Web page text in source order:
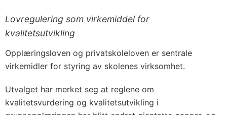
Lovregulering som virkemiddel for
kvalitetsutvikling
Opplæringsloven og privatskoleloven er sentrale
virkemidler for styring av skolenes virksomhet.
Utvalget har merket seg at reglene om
kvalitetsvurdering og kvalitetsutvikling i